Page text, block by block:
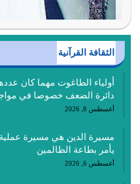
الثقافة القرآنية
أولياء الطاغوت مهما كان
دائرة الضعف خصوصا في
أغسطس 8, 2026
مسيرة الدين هي مسيرة عملية،
يأمر بطاعة الظالمين
أغسطس 6, 2026